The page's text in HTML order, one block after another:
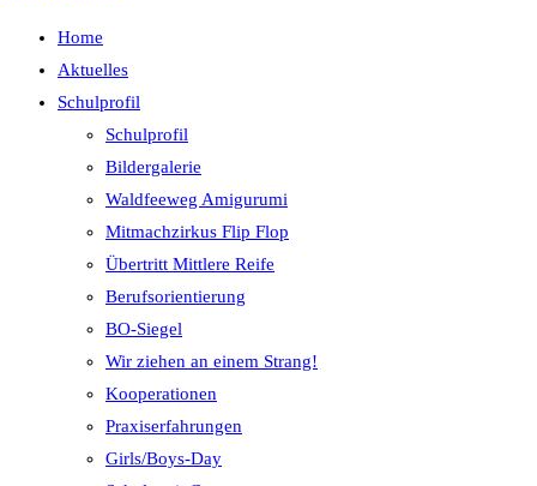
Home
Aktuelles
Schulprofil
Schulprofil
Bildergalerie
Waldfeeweg Amigurumi
Mitmachzirkus Flip Flop
Übertritt Mittlere Reife
Berufsorientierung
BO-Siegel
Wir ziehen an einem Strang!
Kooperationen
Praxiserfahrungen
Girls/Boys-Day